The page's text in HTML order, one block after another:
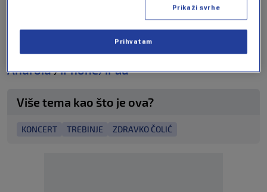
╰┈➤ Program N1 televizije možete pratiti
UŽIVO naovom linkukao i putem aplikacija za
Android/iPhone/iPad
Više tema kao što je ova?
KONCERT TREBINJE ZDRAVKO ČOLIĆ
Prikaži svrhe
Prihvatam